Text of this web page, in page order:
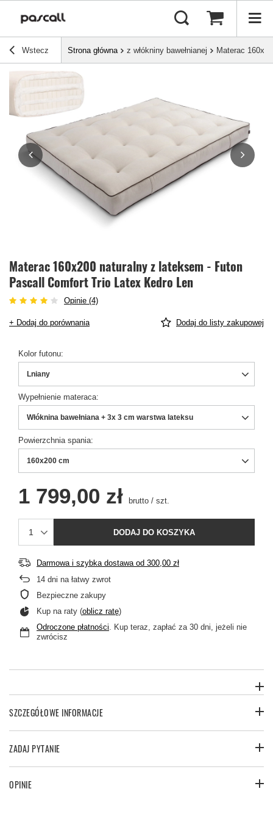
Wstecz Strona główna z włókniny bawełnianej Materac
Materac 160x200 naturalny z lateksem - Futon
Pascall Comfort Trio Latex Kedro Len
Opinie (4)
+ Dodaj do porównania Dodaj do listy zakupowej
Kolor futonu
Lniany
Wypełnienie materaca
Włóknina bawełniana + 3x 3 cm warstwa lateksu
Powierzchnia spania
160x200 cm
1 799,00 zł brutto / szt.
DODAJ DO KOSZYKA
Darmowa i szybka dostawaod 300,00 zł
14 dni na łatwy zwrot
Bezpieczne zakupy
Kup na raty (oblicz ratę)
Odroczone płatności. Kup teraz, zapłać za 30 dni, jeżeli nie
zwrócisz
SZCZEGÓŁOWE INFORMACJE
ZADAJ PYTANIE
OPINIE